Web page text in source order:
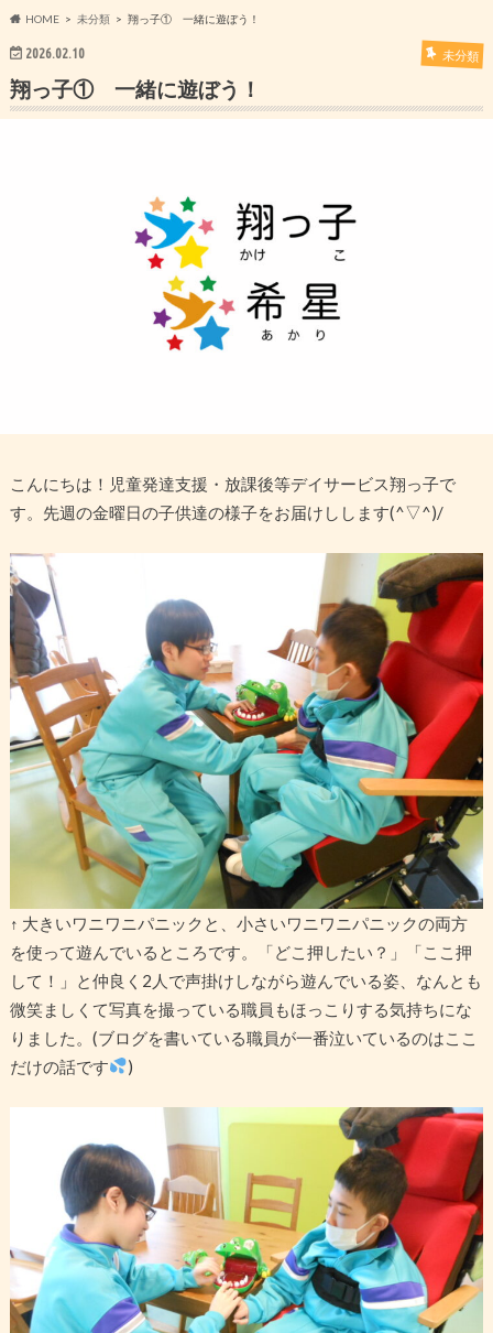
HOME 未分類 翔っ子① 一緒に遊ぼう！
2026.02.10 未分類
翔っ子① 一緒に遊ぼう！
こんにちは！児童発達支援・放課後等デイサービス翔っ子で
す。先週の金曜日の子供達の様子をお届けしします(^▽^)/
↑ 大きいワニワニパニックと、小さいワニワニパニックの両方
を使って遊んでいるところです。「どこ押したい？」「ここ押
して！」と仲良く2人で声掛けしながら遊んでいる姿、なんとも
微笑ましくて写真を撮っている職員もほっこりする気持ちにな
りました。(ブログを書いている職員が一番泣いているのはここ
だけの話です
)